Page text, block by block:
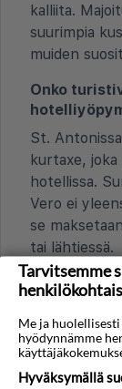
kalliita.
suurimpia
muiden
Onko
St.
kurtaxe,
hotellissa.
Vero ei
se
tai lähtiessä.
Mitkä
Antonissa.
suosivat
Tarvitsemme
Me ja
hyödynnämme
Hyväksymällä